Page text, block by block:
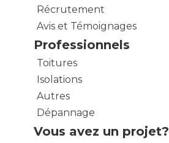
Récrutement
Avis et Témoignages
Professionnels
Toitures
Isolations
Autres
Dépannage
Vous avez un projet?